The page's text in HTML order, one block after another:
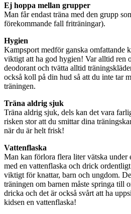
Ej hoppa mellan grupper
Man får endast träna med den grupp
förekommande fall friträningar).
Hygien
Kampsport medför ganska omfattande
viktigt att ha god hygien! Var alltid ren
deodorant och tvätta alltid
också koll på din hud så att du inte tar
träningen.
Träna aldrig sjuk
Träna aldrig sjuk, dels kan det vara
risken stor att du smittar dina
när du är helt frisk!
Vattenflaska
Man kan förlora flera liter vätska under
med en vattenflaska och drick
viktigt för knattar, barn och ungdom.
träningen om barnen måste springa till
dricka och det är också svårt att ha
kidsen en vattenflaska!